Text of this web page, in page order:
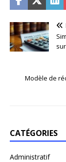
Modèle de
CATÉGORIES
Administratif